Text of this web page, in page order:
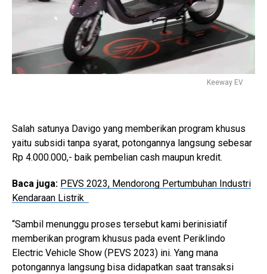
Keeway EV
Salah satunya Davigo yang memberikan program khusus
yaitu subsidi tanpa syarat, potongannya langsung sebesar
Rp 4.000.000,- baik pembelian cash maupun kredit.
Baca juga: PEVS 2023, Mendorong Pertumbuhan Industri
Kendaraan Listrik
“Sambil menunggu proses tersebut kami berinisiatif
memberikan program khusus pada event Periklindo
Electric Vehicle Show (PEVS 2023) ini. Yang mana
potongannya langsung bisa didapatkan saat transaksi